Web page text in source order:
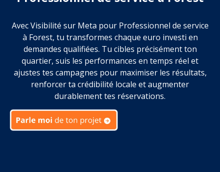
Avec Visibilité sur Meta pour Professionnel de service
à Forest, tu transformes chaque euro investi en
demandes qualifiées. Tu cibles précisément ton
quartier, suis les performances en temps réel et
ajustes tes campagnes pour maximiser les résultats,
renforcer ta crédibilité locale et augmenter
durablement tes réservations.